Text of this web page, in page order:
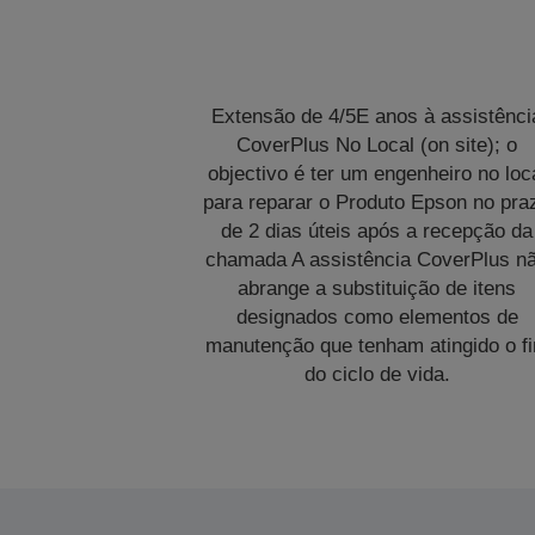
Extensão de 4/5E anos à
CoverPlus No Local (on site); o
objectivo é ter um engenheiro no
para reparar o Produto Epson no
de 2 dias úteis após a recepção da
chamada A assistência CoverPlus
abrange a substituição de itens
designados como elementos de
manutenção que tenham atingido o
do ciclo de vida.